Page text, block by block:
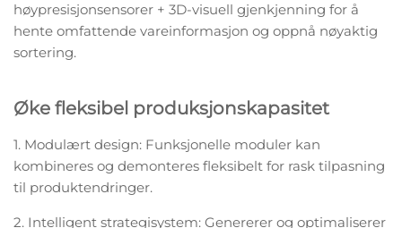
høypresisjonsensorer + 3D-visuell gjenkjenning for å
hente omfattende vareinformasjon og oppnå nøyaktig
sortering.
Øke fleksibel produksjonskapasitet
1. Modulært design: Funksjonelle moduler kan
kombineres og demonteres fleksibelt for rask tilpasning
til produktendringer.
2. Intelligent strategisystem: Genererer og optimaliserer